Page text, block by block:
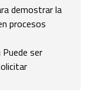
demostrar la
procesos
Puede ser